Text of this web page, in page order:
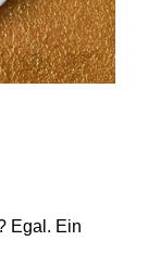
Egal. Ein